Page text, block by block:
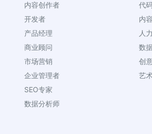
速生成创意方向，大大提升了工作效率。生
内容创作者
开发者
产品经理
商业顾问
市场营销
企业管理者
SEO专家
数据分析师
代
内
人
数
创
艺